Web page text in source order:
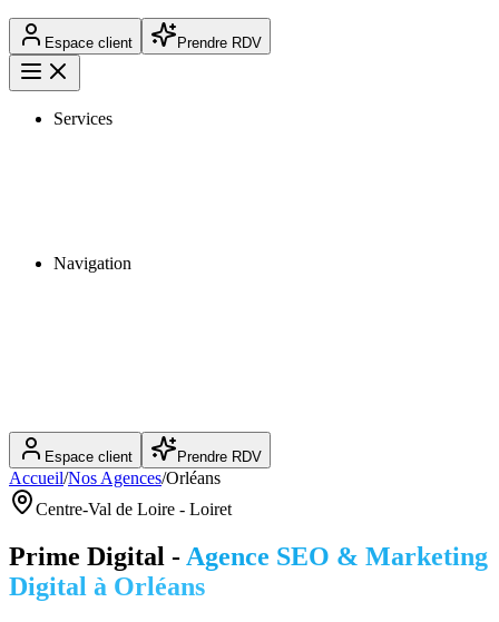
Espace client Prendre RDV
Services
Navigation
Espace client Prendre RDV
Accueil/Nos Agences/Orléans
Centre-Val de Loire - Loiret
Prime Digital - Agence SEO & Marketing
Digital à Orléans